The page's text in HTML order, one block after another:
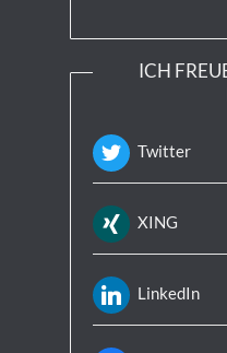
ICH
Twitter
XING
LinkedIn